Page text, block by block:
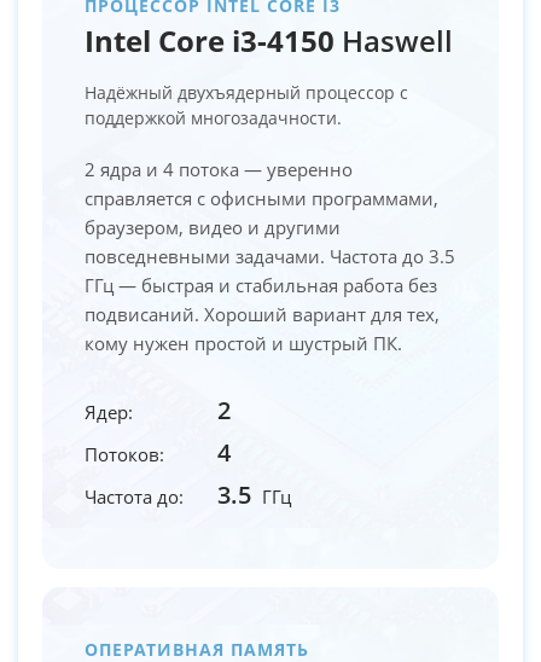
ПРОЦЕССОР INTEL CORE I3
Intel Core i3-4150 Haswell
Надёжный двухъядерный процессор с
поддержкой многозадачности.
2 ядра и 4 потока — уверенно
справляется с офисными программами,
браузером, видео и другими
повседневными задачами. Частота до 3.5
ГГц — быстрая и стабильная работа без
подвисаний. Хороший вариант для тех,
кому нужен простой и шустрый ПК.
Ядер: 2
Потоков: 4
Частота до: 3.5 ГГц
ОПЕРАТИВНАЯ ПАМЯТЬ